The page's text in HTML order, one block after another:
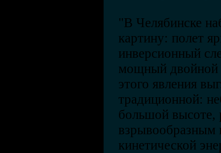
"В Челябинске
картину: полет
инверсионный
мощный двойной
этого явления
традиционной:
большой высоте,
взрывообразным
кинетической